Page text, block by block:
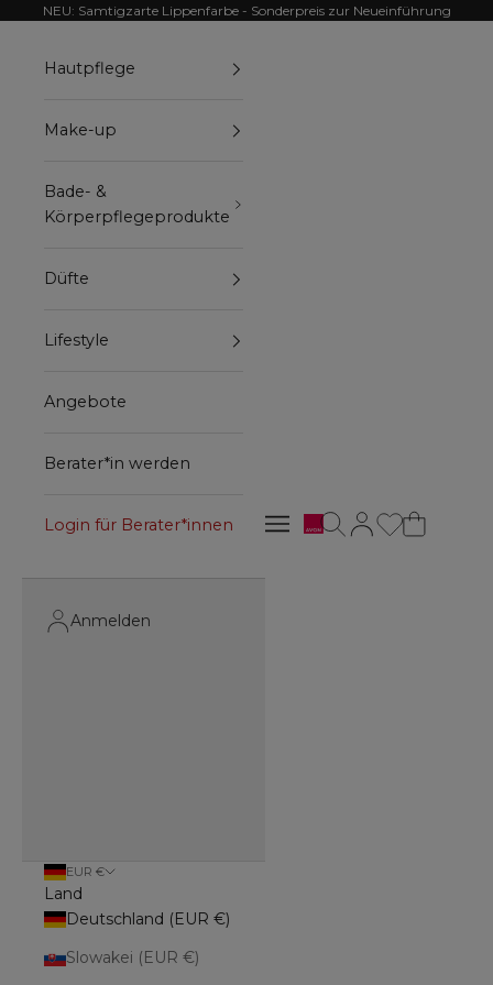
Zum Inhalt springen
NEU: Samtigzarte Lippenfarbe - Sonderpreis zur Neueinführung
Avon
Navigationsmenü öffnen
Suche öffnen
Hautpflege
Make-up
Bade- &
Körperpflegeprodukte
Düfte
Lifestyle
Angebote
Berater*in werden
Login für Berater*innen
Anmelden
EUR €
Land
Deutschland (EUR €)
Slowakei (EUR €)